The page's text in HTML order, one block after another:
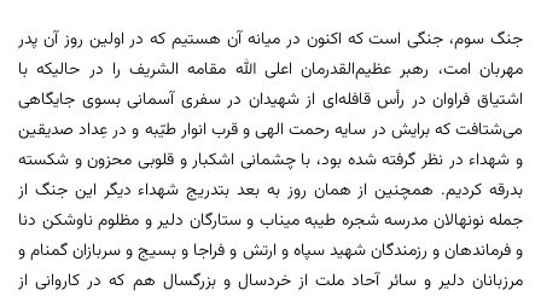
جنگ سوم، جنگی است که اکنون در میانه آن هستیم که در اولین روز آن پدر
مهربان امت، رهبر عظیم‌القدرمان اعلی الله مقامه ‌الشریف را در حالیکه با
اشتیاق فراوان در رأس قافله‌ای از شهیدان در سفری آسمانی بسوی جایگاهی
می‌شتافت که برایش در سایه رحمت الهی و قرب انوار طیّبه و در عِداد‌ صدیقین
و شهداء در نظر گرفته شده بود، با چشمانی اشکبار و قلوبی محزون و شکسته
بدرقه کردیم. همچنین از همان روز به بعد بتدریج شهداء دیگر این جنگ از
جمله نونهالان مدرسه شجره طیبه میناب و ستارگان دلیر و مظلوم ناوشکن دنا
و فرماندهان و رزمندگان شهید سپاه و ارتش و فراجا و بسیج و سربازان گمنام و
مرزبانان دلیر و سائر آحاد ملت از خردسال و بزرگسال هم که در کاروانی از